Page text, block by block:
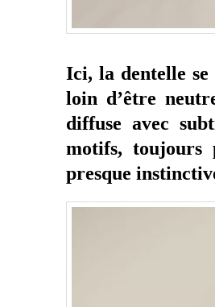
Ici, la dentelle se
loin d’être
diffuse avec
motifs, toujours
presque